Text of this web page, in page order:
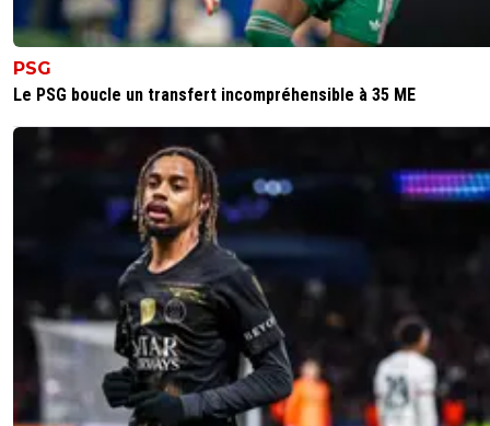
PSG
Le PSG boucle un transfert incompréhensible à 35 ME